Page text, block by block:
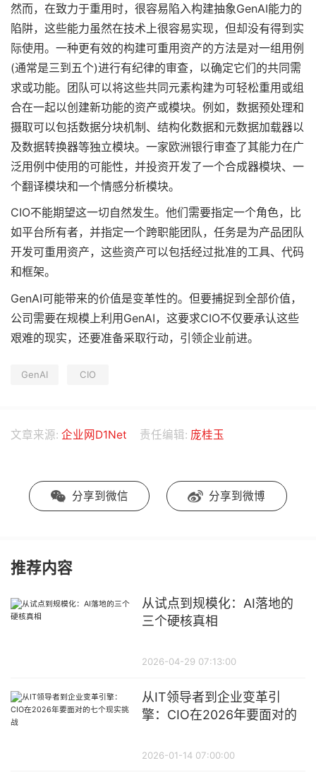
然而，在致力于重用时，很容易陷入构建抽象GenAI能力的
陷阱，这些能力虽然在技术上很容易实现，但却没有得到实
际使用。一种更有效的构建可重用资产的方法是对一组用例
(通常是三到五个)进行有纪律的审查，以确定它们的共同需
求或功能。团队可以将这些共同元素构建为可轻松重用或组
合在一起以创建新功能的资产或模块。例如，数据预处理和
摄取可以包括数据分块机制、结构化数据和元数据加载器以
及数据转换器等独立模块。一家欧洲银行审查了其能力在广
泛用例中使用的可能性，并投资开发了一个合成器模块、一
个翻译模块和一个情感分析模块。
CIO不能期望这一切自然发生。他们需要指定一个角色，比
如平台所有者，并指定一个跨职能团队，任务是为产品团队
开发可重用资产，这些资产可以包括经过批准的工具、代码
和框架。
GenAI可能带来的价值是变革性的。但要捕捉到全部价值，
公司需要在规模上利用GenAI，这要求CIO不仅要承认这些
艰难的现实，还要准备采取行动，引领企业前进。
GenAI CIO
文章来源: 企业网D1Net 责任编辑: 庞桂玉
分享到微信 分享到微博
推荐内容
从试点到规模化：AI落地的
三个硬核真相
2026-04-29 07:13:00
从IT领导者到企业变革引
擎：CIO在2026年要面对的
2026-01-14 07:00:00